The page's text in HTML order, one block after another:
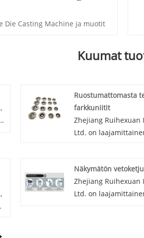
Die Casting Machine ja muotit
Kuumat
Ruostumattomasta
farkkuniitit
Zhejiang Ruihexuan
Ltd. on
erikoistuneet
liittyviin koneisiin ja
vuosien ajan.
Näkymätön
Zhejiang Ruihexuan
Ltd. on